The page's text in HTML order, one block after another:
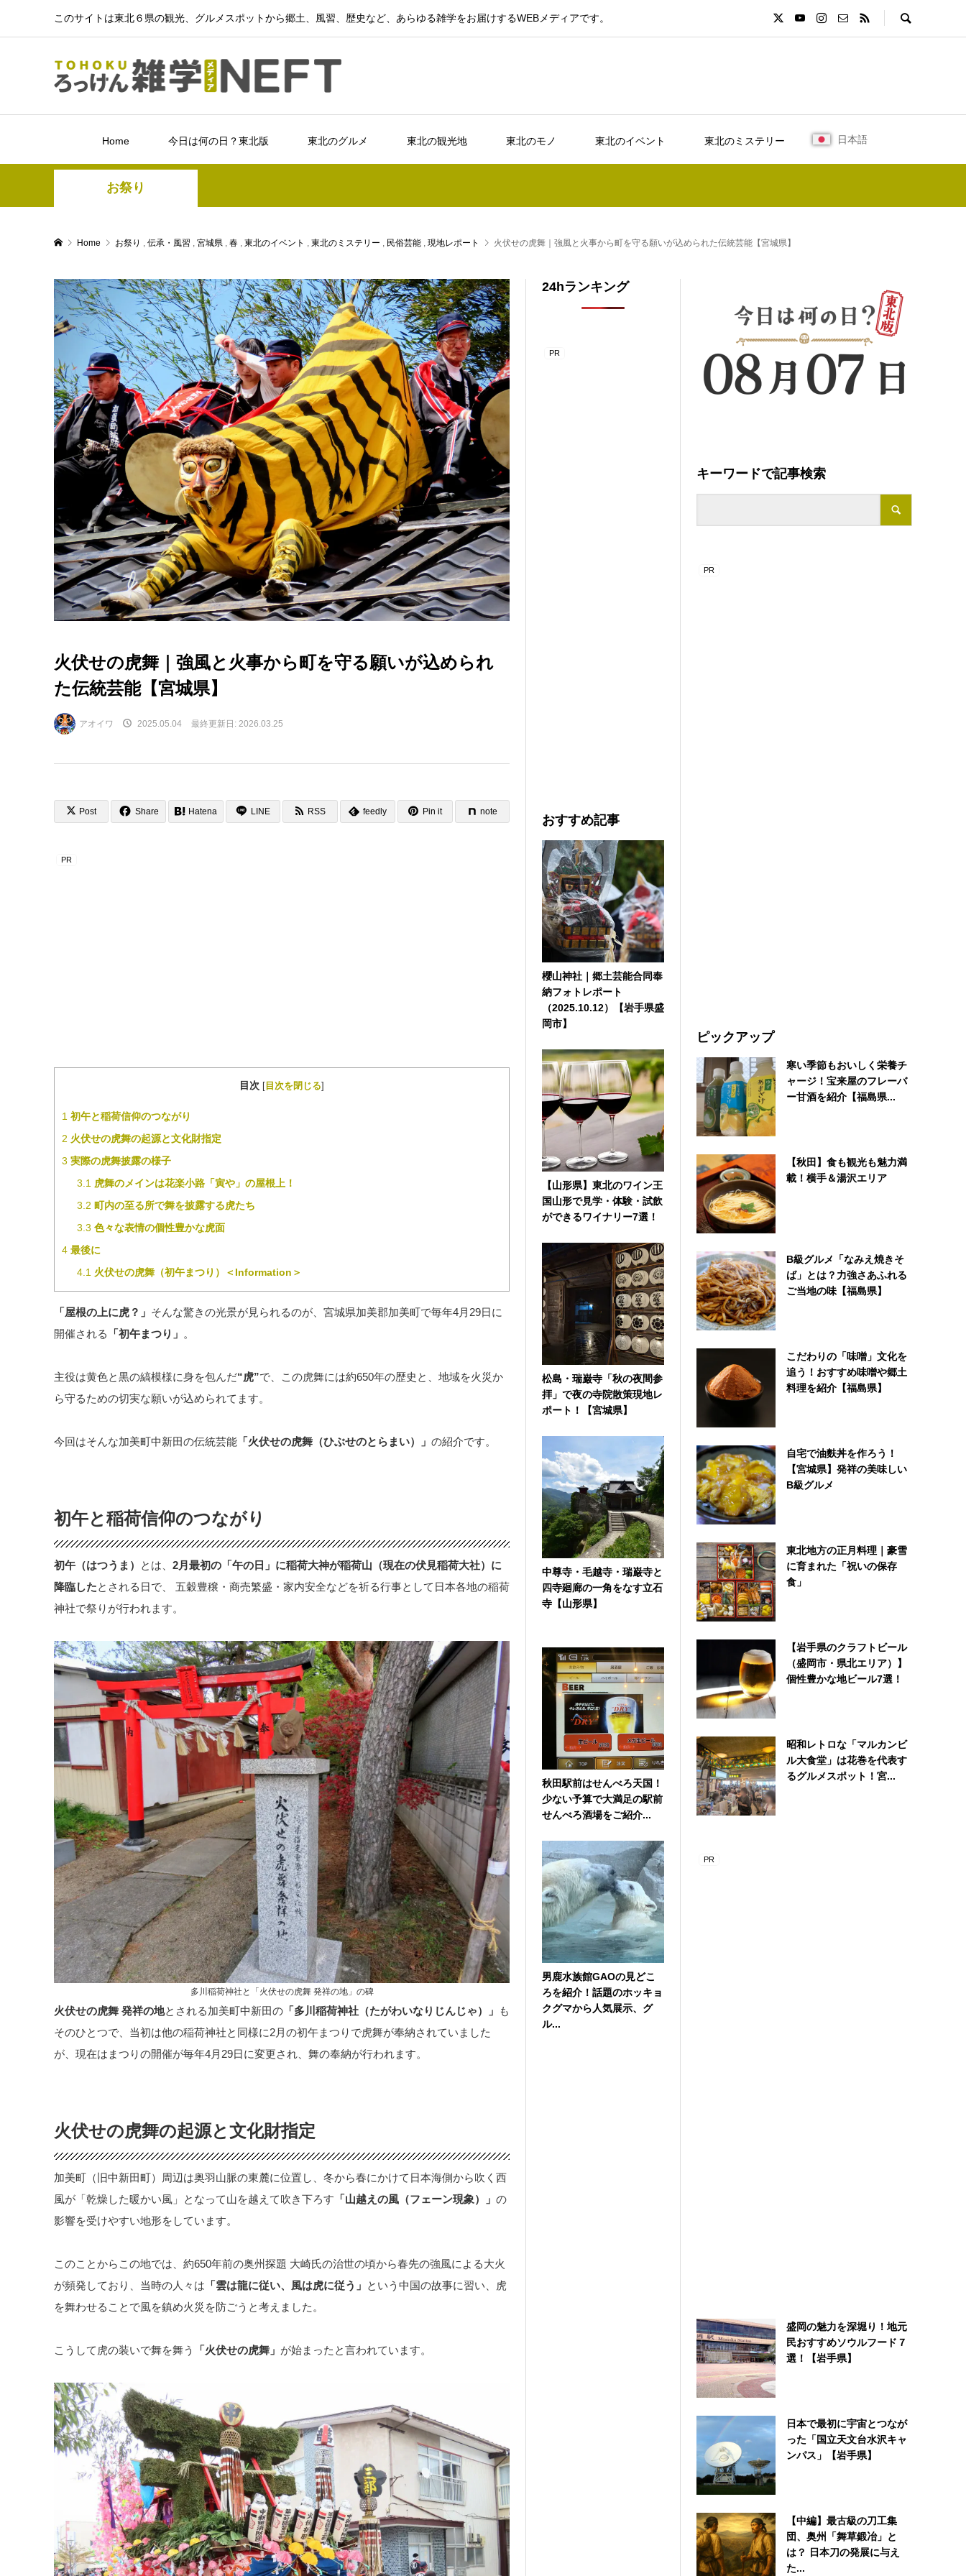
このサイトは東北６県の観光、グルメスポットから郷土、風習、歴史など、あらゆる雑学をお届けするWEBメディアです。
Home 今日は何の日？東北版 東北のグルメ 東北の観光地 東北のモノ 東北のイベント 東北のミステリー 日本語
お祭り
Home お祭り , 伝承・風習 , 宮城県 , 春 , 東北のイベント , 東北のミステリー , 民俗芸能 , 現地レポート 火伏せの虎舞｜強風と火事から町を守る願いが込められた伝統芸能【宮城県】
火伏せの虎舞｜強風と火事から町を守る願いが込められ
た伝統芸能【宮城県】
アオイワ 2025.05.04 最終更新日: 2026.03.25
Post Share Hatena LINE RSS feedly Pin it note
目次 [目次を閉じる]
1 初午と稲荷信仰のつながり
2 火伏せの虎舞の起源と文化財指定
3 実際の虎舞披露の様子
3.1 虎舞のメインは花楽小路「寅や」の屋根上！
3.2 町内の至る所で舞を披露する虎たち
3.3 色々な表情の個性豊かな虎面
4最後に
4.1 火伏せの虎舞（初午まつり）＜Information＞
「屋根の上に虎？」 そんな驚きの光景が見られるのが、宮城県加美郡加美町で毎年4月29日に
開催される 「初午まつり」 。
主役は黄色と黒の縞模様に身を包んだ“虎”で、この虎舞には約650年の歴史と、地域を火災か
ら守るための切実な願いが込められてます。
今回はそんな加美町中新田の伝統芸能「火伏せの虎舞（ひぶせのとらまい）」 の紹介です。
初午と稲荷信仰のつながり
初午（はつうま） とは、 2月最初の「午の日」に稲荷大神が稲荷山（現在の伏見稲荷大社）に
降臨したとされる日で、 五穀豊穣・商売繁盛・家内安全などを祈る行事として日本各地の稲荷
神社で祭りが行われます。
多川稲荷神社と「火伏せの虎舞 発祥の地」の碑
火伏せの虎舞 発祥の地とされる加美町中新田の「多川稲荷神社（たがわいなりじんじゃ） 」
も
そのひとつで、当初は他の稲荷神社と同様に2月の初午まつりで虎舞が奉納されていました
が、現在はまつりの開催が毎年4月29日に変更され、舞の奉納が行われます。
火伏せの虎舞の起源と文化財指定
加美町（旧中新田町）周辺は奥羽山脈の東麓に位置し、冬から春にかけて日本海側から吹く西
風が「乾燥した暖かい風」となって山を越えて吹き下ろす 「山越えの風（フェーン現象）」 の
影響を受けやすい地形をしています。
このことからこの地では、約650年前の奥州探題 大崎氏の治世の頃から春先の強風による大火
が頻発しており、当時の人々は 「雲は龍に従い、風は虎に従う」 という中国の故事に習い、虎
を舞わせることで風を鎮め火災を防ごうと考えました。
こうして虎の装いで舞を舞う 「火伏せの虎舞」 が始まったと言われています。
キーワードで記事検索
ピックアップ
寒い季節もおいしく栄養チ
ャージ！宝来屋のフレーバ
ー甘酒を紹介【福島県...
【秋田】食も観光も魅力満
載！横手＆湯沢エリア
B級グルメ「なみえ焼きそ
ば」とは？力強さあふれる
ご当地の味【福島県】
こだわりの「味噌」文化を
追う！おすすめ味噌や郷土
料理を紹介【福島県】
自宅で油麩丼を作ろう！
【宮城県】発祥の美味しい
B級グルメ
東北地方の正月料理｜豪雪
に育まれた「祝いの保存
食」
【岩手県のクラフトビール
（盛岡市・県北エリア）】
個性豊かな地ビール7選！
昭和レトロな「マルカンビ
ル大食堂」は花巻を代表す
るグルメスポット！宮...
盛岡の魅力を深堀り！地元
民おすすめソウルフード７
選！【岩手県】
日本で最初に宇宙とつなが
った「国立天文台水沢キャ
ンパス」【岩手県】
【中編】最古級の刀工集
団、奥州「舞草鍛冶」と
は？ 日本刀の発展に与え
た...
24hランキング
おすすめ記事
櫻山神社｜郷土芸能合同奉
納フォトレポート
（2025.10.12）【岩手県盛
岡市】
【山形県】東北のワイン王
国山形で見学・体験・試飲
ができるワイナリー7選！
松島・瑞巌寺「秋の夜間参
拝」で夜の寺院散策現地レ
ポート！【宮城県】
中尊寺・毛越寺・瑞巌寺と
四寺廻廊の一角をなす立石
寺【山形県】
秋田駅前はせんべろ天国！
少ない予算で大満足の駅前
せんべろ酒場をご紹介...
男鹿水族館GAOの見どこ
ろを紹介！話題のホッキョ
クグマから人気展示、グ
ル...